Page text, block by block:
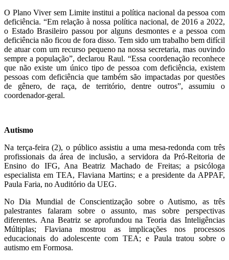
O Plano Viver sem Limite institui a política nacional da pessoa com
deficiência. “Em relação à nossa política nacional, de 2016 a 2022,
o Estado Brasileiro passou por alguns desmontes e a pessoa com
deficiência não ficou de fora disso. Tem sido um trabalho bem difícil
de atuar com um recurso pequeno na nossa secretaria, mas ouvindo
sempre a população”, declarou Raul. “Essa coordenação reconhece
que não existe um único tipo de pessoa com deficiência, existem
pessoas com deficiência que também são impactadas por questões
de gênero, de raça, de território, dentre outros”, assumiu o
coordenador-geral.
Autismo
Na terça-feira (2), o público assistiu a uma mesa-redonda com três
profissionais da área de inclusão, a servidora da Pró-Reitoria de
Ensino do IFG, Ana Beatriz Machado de Freitas; a psicóloga
especialista em TEA, Flaviana Martins; e a presidente da APPAF,
Paula Faria, no Auditório da UEG.
No Dia Mundial de Conscientização sobre o Autismo, as três
palestrantes falaram sobre o assunto, mas sobre perspectivas
diferentes. Ana Beatriz se aprofundou na Teoria das Inteligências
Múltiplas; Flaviana mostrou as implicações nos processos
educacionais do adolescente com TEA; e Paula tratou sobre o
autismo em Formosa.